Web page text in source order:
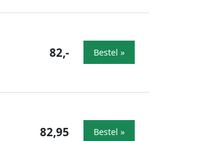
82,- Bestel »
82,95 Bestel »